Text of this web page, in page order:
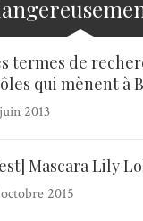
termes de
qui mènent à
2013
Mascara Lily
2015